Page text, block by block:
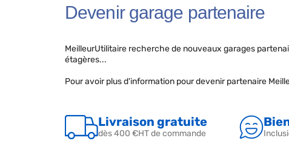
Devenir garage partenaire
MeilleurUtilitaire recherche de nouveaux garages
étagères...
Pour avoir plus d'information pour devenir partenaire
Livraison gratuite
dès 400 €HT de commande